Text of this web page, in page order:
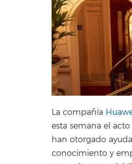
La compañía
esta semana el
han otorgado
conocimiento y